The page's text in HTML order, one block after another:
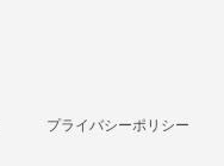
プライバシーポリシー